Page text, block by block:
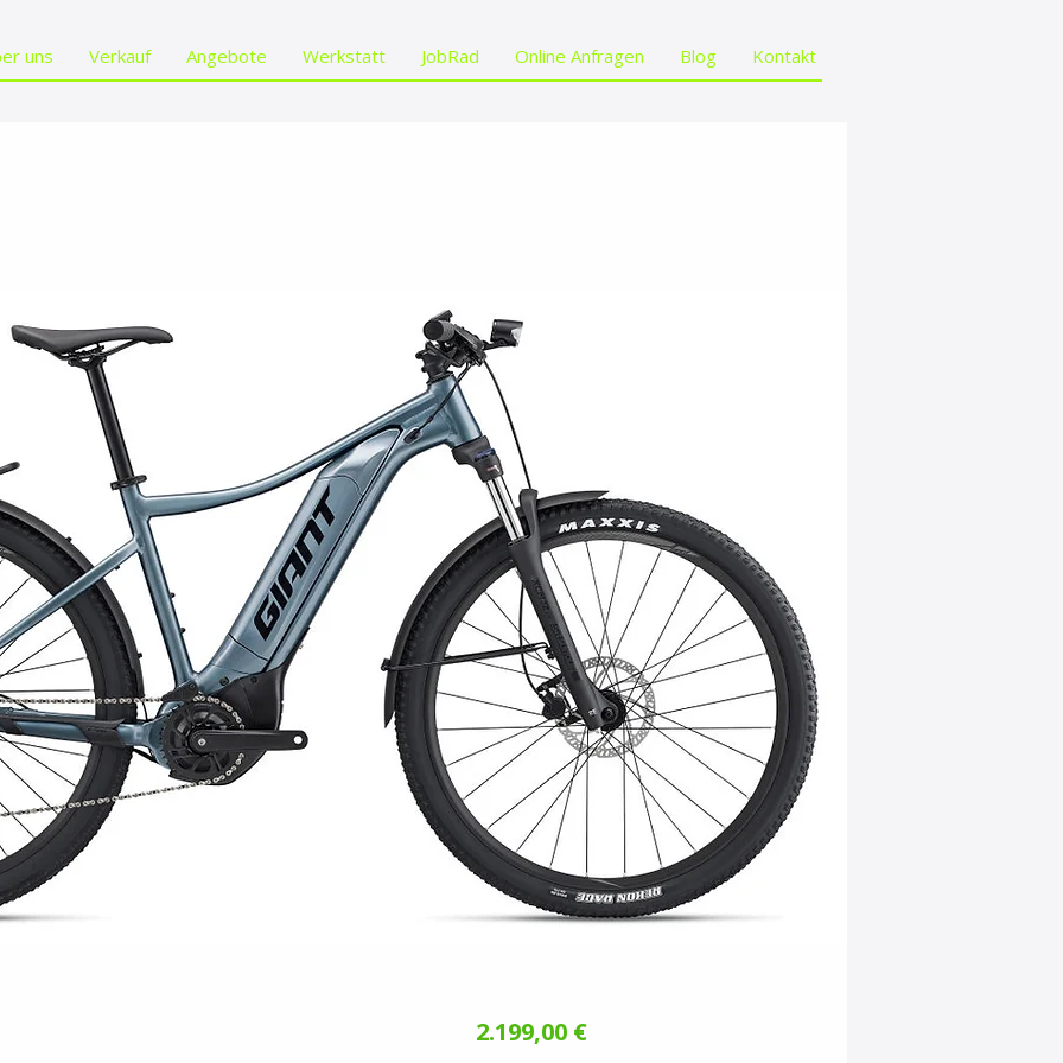
uns Verkauf Angebote Werkstatt JobRad Online Anfragen Blog Kontakt
2.199,00 €Preis